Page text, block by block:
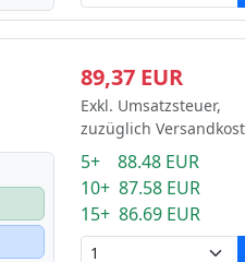
89,37 EUR
Exkl. Umsatzsteuer,
zuzüglich
5+ 88.48 EUR
10+ 87.58 EUR
15+ 86.69 EUR